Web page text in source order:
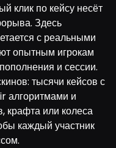
клик по кейсу несёт
Здесь
с реальными
опытным игрокам
и сессии.
тысячи кейсов с
алгоритмами и
крафта или колеса
каждый участник